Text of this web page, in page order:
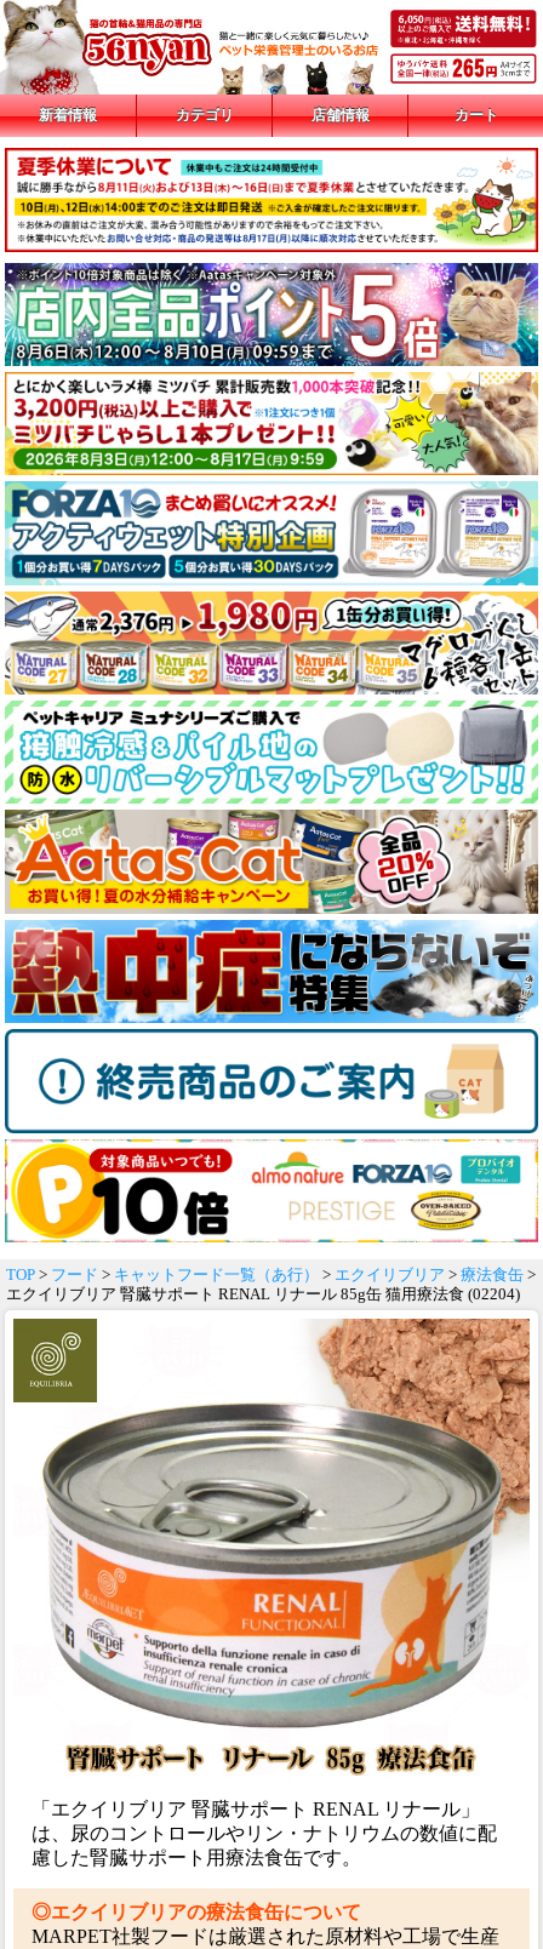
新着情報 カテゴリ 店舗情報 カート
TOP > フード > キャットフード一覧（あ行） > エクイリブリア > 療法食缶 >
エクイリブリア 腎臓サポート RENAL リナール 85g缶 猫用療法食 (02204)
「エクイリブリア 腎臓サポート RENAL リナール」
は、尿のコントロールやリン・ナトリウムの数値に配
慮した腎臓サポート用療法食缶です。
◎エクイリブリアの療法食缶について
MARPET社製フードは厳選された原材料や工場で生産